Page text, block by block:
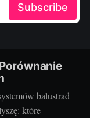
Subscribe
balustrad
które